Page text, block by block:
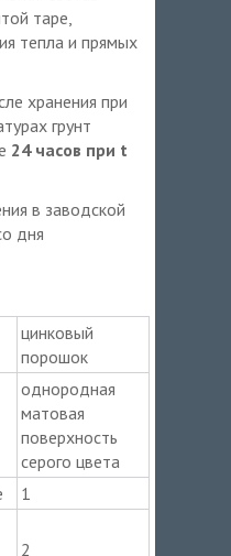
таре,
тепла и прямых
хранения при
грунт
24 часов при t
в заводской
дня
цинковый
порошок
однородная
матовая
поверхность
серого цвета
1
2